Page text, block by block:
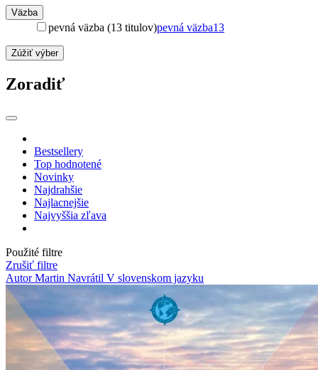
Väzba
pevná väzba (13 titulov)pevná väzba13
Zúžiť výber
Zoradiť
Bestsellery
Top hodnotené
Novinky
Najdrahšie
Najlacnejšie
Najvyššia zľava
Použité filtre
Zrušiť filtre
Autor Martin Navrátil V slovenskom jazyku